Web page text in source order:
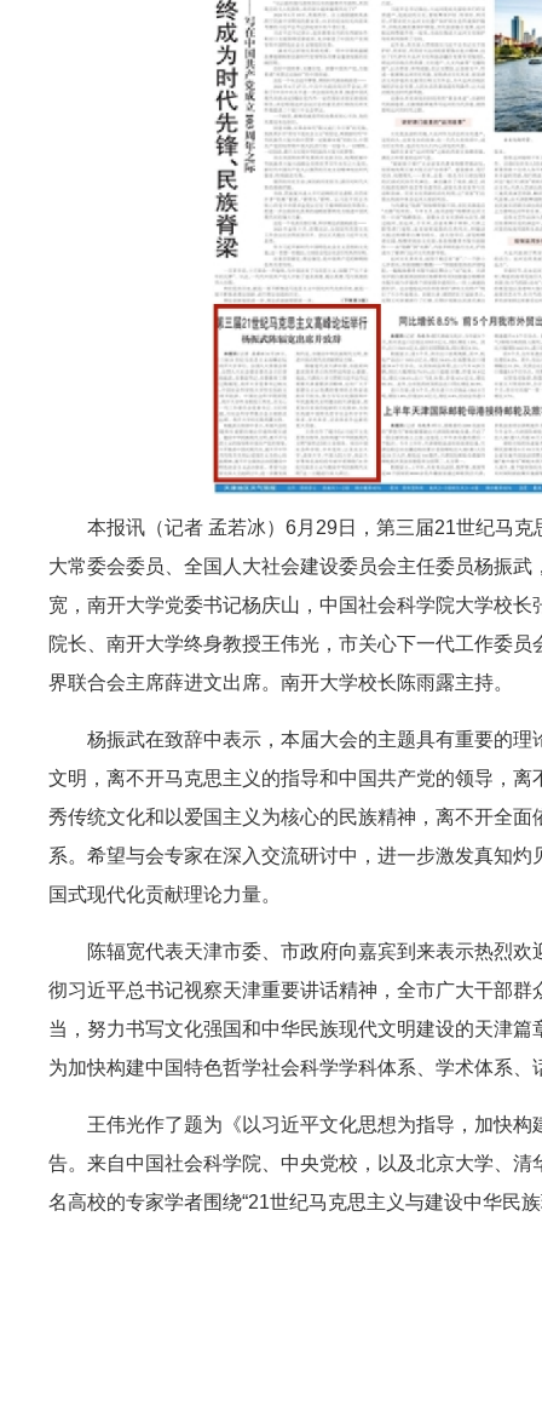
本报讯（记者 孟若冰）6月29日，第三届21世纪马克
大常委会委员、全国人大社会建设委员会主任委员杨振
宽，南开大学党委书记杨庆山，中国社会科学院大学校
院长、南开大学终身教授王伟光，市关心下一代工作委
界联合会主席薛进文出席。南开大学校长陈雨露主持。
杨振武在致辞中表示，本届大会的主题具有重要的理
文明，离不开马克思主义的指导和中国共产党的领导，
秀传统文化和以爱国主义为核心的民族精神，离不开全
系。希望与会专家在深入交流研讨中，进一步激发真知
国式现代化贡献理论力量。
陈辐宽代表天津市委、市政府向嘉宾到来表示热烈欢
彻习近平总书记视察天津重要讲话精神，全市广大干部
当，努力书写文化强国和中华民族现代文明建设的天津
为加快构建中国特色哲学社会科学学科体系、学术体系、
王伟光作了题为《以习近平文化思想为指导，加快构
告。来自中国社会科学院、中央党校，以及北京大学、
名高校的专家学者围绕“21世纪马克思主义与建设中华民